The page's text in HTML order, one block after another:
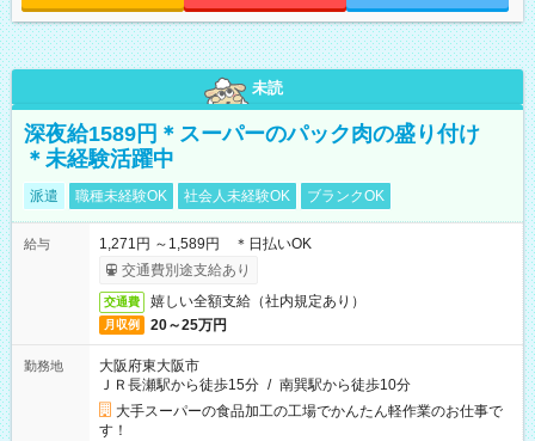
未読
深夜給1589円＊スーパーのパック肉の盛り付け
＊未経験活躍中
派遣 職種未経験OK 社会人未経験OK ブランクOK
給与
1,271円 ～1,589円 ＊日払いOK
交通費別途支給あり
交通費 嬉しい全額支給（社内規定あり）
月収例 20～25万円
勤務地
大阪府東大阪市
ＪＲ長瀬駅から徒歩15分 / 南巽駅から徒歩10分
大手スーパーの食品加工の工場でかんたん軽作業のお仕事で
す！